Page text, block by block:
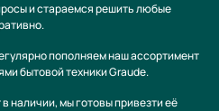
и стараемся решить любые
пополняем наш ассортимент
бытовой техники Graude.
наличии, мы готовы привезти её